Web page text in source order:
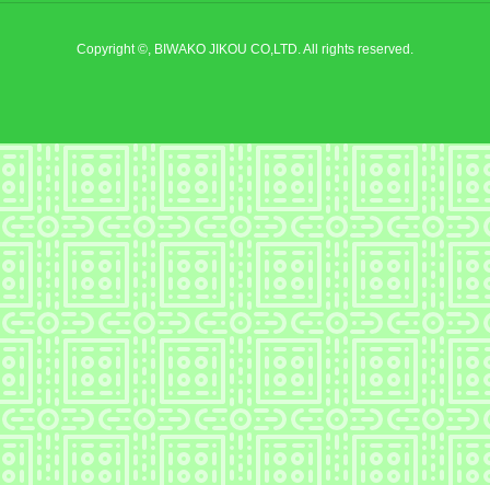
Copyright ©, BIWAKO JIKOU CO,LTD. All rights reserved.